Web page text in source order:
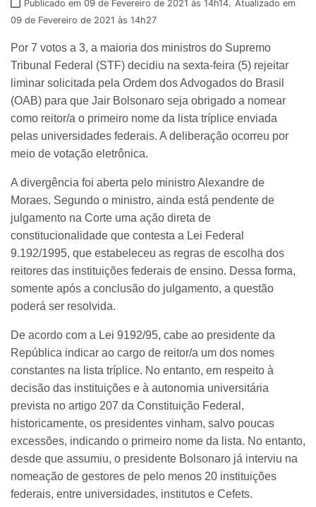
Publicado em 09 de Fevereiro de 2021 às 14h14. Atualizado em
09 de Fevereiro de 2021 às 14h27
Por 7 votos a 3, a maioria dos ministros do Supremo
Tribunal Federal (STF) decidiu na sexta-feira (5) rejeitar
liminar solicitada pela Ordem dos Advogados do Brasil
(OAB) para que Jair Bolsonaro seja obrigado a nomear
como reitor/a o primeiro nome da lista tríplice enviada
pelas universidades federais. A deliberação ocorreu por
meio de votação eletrônica.
A divergência foi aberta pelo ministro Alexandre de
Moraes. Segundo o ministro, ainda está pendente de
julgamento na Corte uma ação direta de
constitucionalidade que contesta a Lei Federal
9.192/1995, que estabeleceu as regras de escolha dos
reitores das instituições federais de ensino. Dessa forma,
somente após a conclusão do julgamento, a questão
poderá ser resolvida.
De acordo com a Lei 9192/95, cabe ao presidente da
República indicar ao cargo de reitor/a um dos nomes
constantes na lista tríplice. No entanto, em respeito à
decisão das instituições e à autonomia universitária
prevista no artigo 207 da Constituição Federal,
historicamente, os presidentes vinham, salvo poucas
excessões, indicando o primeiro nome da lista. No entanto,
desde que assumiu, o presidente Bolsonaro já interviu na
nomeação de gestores de pelo menos 20 instituições
federais, entre universidades, institutos e Cefets.